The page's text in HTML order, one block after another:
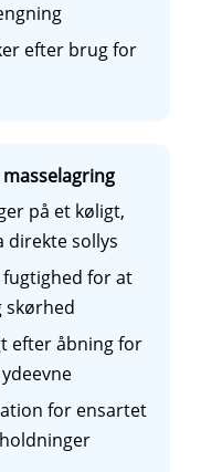
efter brug for
på et køligt,
sollys
for at
efter åbning for
for ensartet